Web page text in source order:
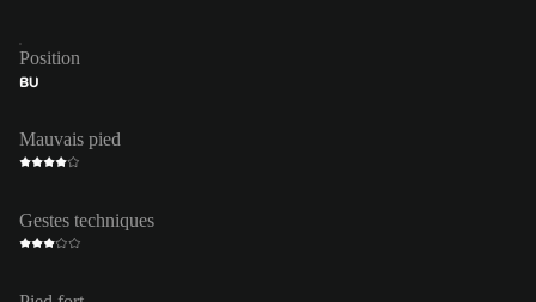
Position
BU
Mauvais pied
Gestes techniques